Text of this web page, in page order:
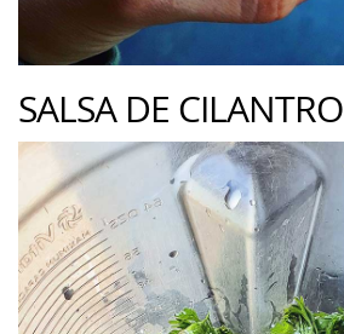
SALSA DE CILANTRO